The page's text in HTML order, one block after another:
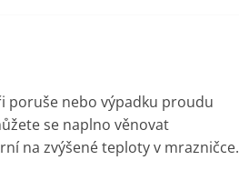
poruše nebo výpadku proudu
se naplno věnovat
na zvýšené teploty v mrazničce.